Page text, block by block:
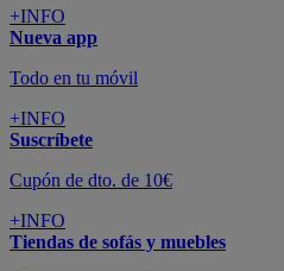
+INFO
Nueva app
Todo en tu móvil
+INFO
Suscríbete
Cupón de dto. de 10€
+INFO
Tiendas de sofás y muebles